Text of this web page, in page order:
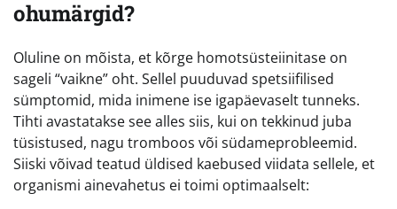
ohumärgid?
Oluline on mõista, et kõrge homotsüsteiinitase on
sageli “vaikne” oht. Sellel puuduvad spetsiifilised
sümptomid, mida inimene ise igapäevaselt tunneks.
Tihti avastatakse see alles siis, kui on tekkinud juba
tüsistused, nagu tromboos või südameprobleemid.
Siiski võivad teatud üldised kaebused viidata sellele, et
organismi ainevahetus ei toimi optimaalselt: